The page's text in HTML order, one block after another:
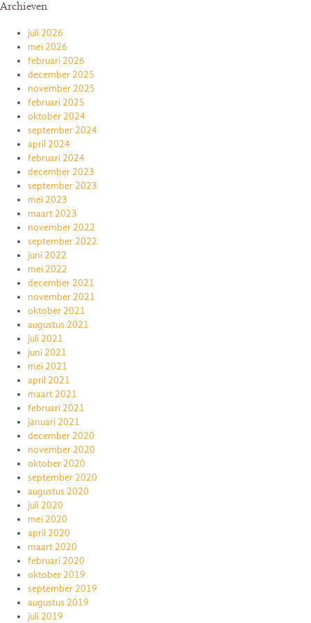
Archieven
juli 2026
mei 2026
februari 2026
december 2025
november 2025
februari 2025
oktober 2024
september 2024
april 2024
februari 2024
december 2023
september 2023
mei 2023
maart 2023
november 2022
september 2022
juni 2022
mei 2022
december 2021
november 2021
oktober 2021
augustus 2021
juli 2021
juni 2021
mei 2021
april 2021
maart 2021
februari 2021
januari 2021
december 2020
november 2020
oktober 2020
september 2020
augustus 2020
juli 2020
mei 2020
april 2020
maart 2020
februari 2020
oktober 2019
september 2019
augustus 2019
juli 2019